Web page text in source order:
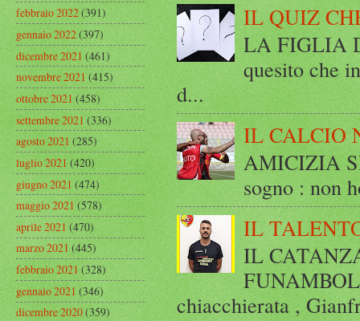
IL QUIZ
LA FIGLIA
quesito che
d...
IL CALCIO
AMICIZIA
sogno : non
IL
IL
chiacchierata ,
febbraio 2022(391)
gennaio 2022(397)
dicembre 2021(461)
novembre 2021(415)
ottobre 2021(458)
settembre 2021(336)
agosto 2021(285)
luglio 2021(420)
giugno 2021(474)
maggio 2021(578)
aprile 2021(470)
marzo 2021(445)
febbraio 2021(328)
gennaio 2021(346)
dicembre 2020(359)